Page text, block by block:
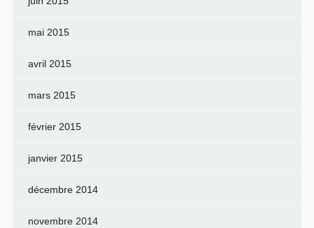
mai 2015
avril 2015
mars 2015
février 2015
janvier 2015
décembre 2014
novembre 2014